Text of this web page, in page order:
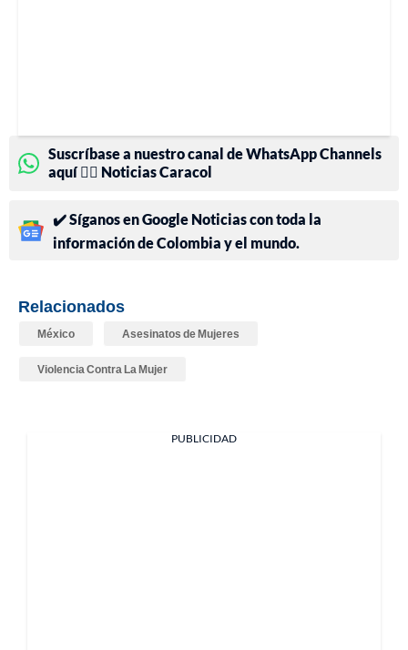
Suscríbase a nuestro canal de WhatsApp Channels
aquí 👉🏻 Noticias Caracol
✔️ Síganos en Google Noticias con toda la
información de Colombia y el mundo.
Relacionados
México Asesinatos de Mujeres
Violencia Contra La Mujer
PUBLICIDAD